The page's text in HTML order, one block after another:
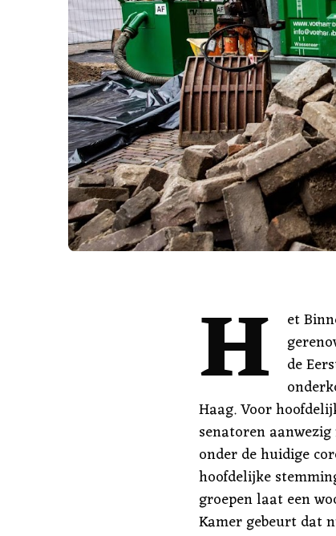
H
et
de
Haag. Voor
senatoren
onder de huidige
hoofdelijke
groepen laat een
Kamer gebeurt dat